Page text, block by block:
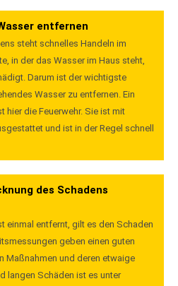
entfernen
steht schnelles Handeln im
in der das Wasser im Haus steht,
Darum ist der wichtigste
Wasser zu entfernen. Ein
hier die Feuerwehr. Sie ist mit
und ist in der Regel schnell
des Schadens
einmal entfernt, gilt es den Schaden
geben einen guten
Maßnahmen und deren etwaige
langen Schäden ist es unter